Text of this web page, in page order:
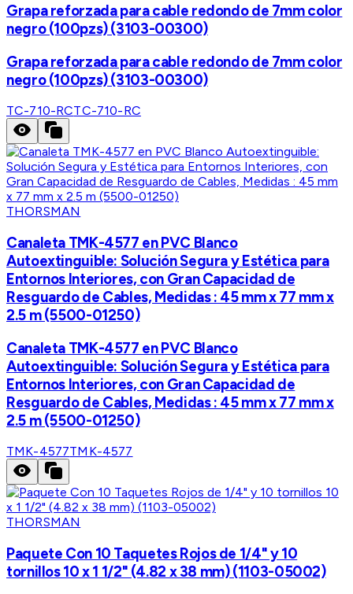
Grapa reforzada para cable redondo de 7mm color
negro (100pzs) (3103-00300)
Grapa reforzada para cable redondo de 7mm color
negro (100pzs) (3103-00300)
TC-710-RCTC-710-RC
THORSMAN
Canaleta TMK-4577 en PVC Blanco
Autoextinguible: Solución Segura y Estética para
Entornos Interiores, con Gran Capacidad de
Resguardo de Cables, Medidas : 45 mm x 77 mm x
2.5 m (5500-01250)
Canaleta TMK-4577 en PVC Blanco
Autoextinguible: Solución Segura y Estética para
Entornos Interiores, con Gran Capacidad de
Resguardo de Cables, Medidas : 45 mm x 77 mm x
2.5 m (5500-01250)
TMK-4577TMK-4577
THORSMAN
Paquete Con 10 Taquetes Rojos de 1/4" y 10
tornillos 10 x 1 1/2" (4.82 x 38 mm) (1103-05002)